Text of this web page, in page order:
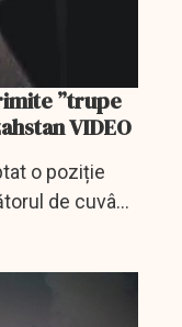
”trupe
VIDEO
o poziție
de cuvânt
afirmat că